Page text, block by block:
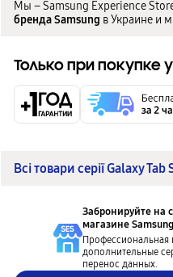
Мы – Samsung Experience
бренда Samsung в Украине и
Только при покупке
Всі товари серії Galaxy Tab
Забронируйте на
магазине
Профессиональная
дополнительные
перенос данных.